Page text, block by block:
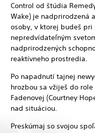
Control od štúdia
Wake) je nadprirodzená
osoby, v ktorej budeš
nepredvídateľným
nadprirodzených
reaktívneho prostredia.
Po napadnutí tajnej
hrozbou sa vžiješ do
Fadenovej (Courtney
nad situáciou.
Preskúmaj so svojou